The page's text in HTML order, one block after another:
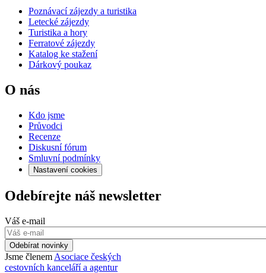
Poznávací zájezdy a turistika
Letecké zájezdy
Turistika a hory
Ferratové zájezdy
Katalog ke stažení
Dárkový poukaz
O nás
Kdo jsme
Průvodci
Recenze
Diskusní fórum
Smluvní podmínky
Nastavení cookies
Odebírejte náš newsletter
Váš e-mail
Odebírat novinky
Jsme členem Asociace českých
cestovních kanceláří a agentur